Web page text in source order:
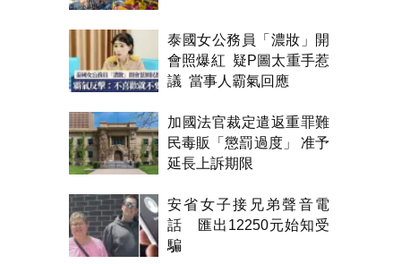
泰國女公務員「濃妝」開
會照爆紅 疑P圖太重手惹
議 當事人霸氣回應
加國法官裁定遣返重罪難
民毒販「懲罰過度」 准予
延長上訴期限
安省女子接兄弟聲音電
話 匯出12250元始知受
騙